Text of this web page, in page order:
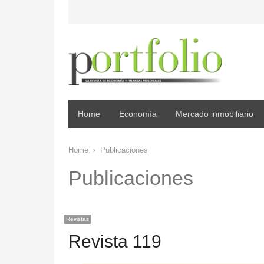
Home Economía Mercado inmobiliario
Home Publicaciones
Publicaciones
Revistas
Revista 119